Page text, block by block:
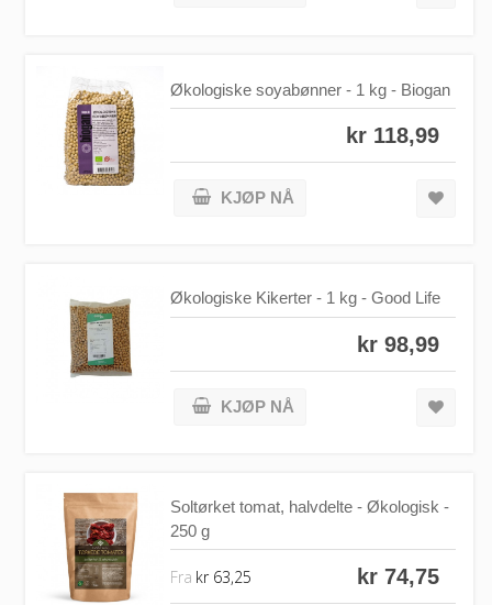
Økologiske soyabønner - 1 kg - Biogan
kr 118,99
KJØP NÅ
Økologiske Kikerter - 1 kg - Good Life
kr 98,99
KJØP NÅ
Soltørket tomat, halvdelte - Økologisk -
250 g
kr 74,75
Fra kr 63,25